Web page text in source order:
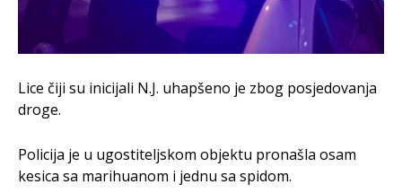
Lice čiji su inicijali N.J. uhapšeno je zbog posjedovanja
droge.
Policija je u ugostiteljskom objektu pronašla osam
kesica sa marihuanom i jednu sa spidom.